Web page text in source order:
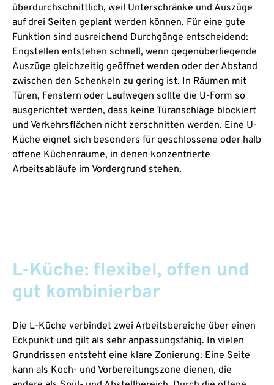
überdurchschnittlich, weil Unterschränke und Auszüge
auf drei Seiten geplant werden können. Für eine gute
Funktion sind ausreichend Durchgänge entscheidend:
Engstellen entstehen schnell, wenn gegenüberliegende
Auszüge gleichzeitig geöffnet werden oder der Abstand
zwischen den Schenkeln zu gering ist. In Räumen mit
Türen, Fenstern oder Laufwegen sollte die U-Form so
ausgerichtet werden, dass keine Türanschläge blockiert
und Verkehrsflächen nicht zerschnitten werden. Eine U-
Küche eignet sich besonders für geschlossene oder halb
offene Küchenräume, in denen konzentrierte
Arbeitsabläufe im Vordergrund stehen.
L-Küche: flexibel, offen und
gut kombinierbar
Die L-Küche verbindet zwei Arbeitsbereiche über einen
Eckpunkt und gilt als sehr anpassungsfähig. In vielen
Grundrissen entsteht eine klare Zonierung: Eine Seite
kann als Koch- und Vorbereitungszone dienen, die